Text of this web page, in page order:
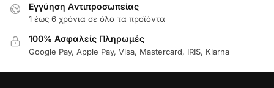
Εγγύηση Aντιπροσωπείας
1 έως 6 χρόνια σε όλα τα προϊόντα
100% Ασφαλείς Πληρωμές
Google Pay, Apple Pay, Visa, Mastercard, IRIS, Klarna